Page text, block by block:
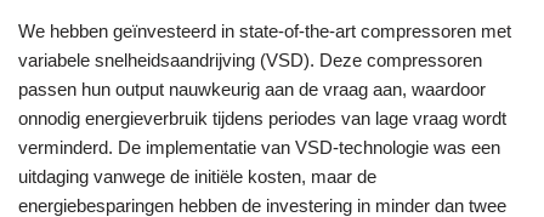
We hebben geïnvesteerd in state-of-the-art compressoren met
variabele snelheidsaandrijving (VSD). Deze compressoren
passen hun output nauwkeurig aan de vraag aan, waardoor
onnodig energieverbruik tijdens periodes van lage vraag wordt
verminderd. De implementatie van VSD-technologie was een
uitdaging vanwege de initiële kosten, maar de
energiebesparingen hebben de investering in minder dan twee